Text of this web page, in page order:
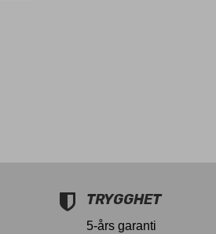
TRYGGHET
5-års garanti